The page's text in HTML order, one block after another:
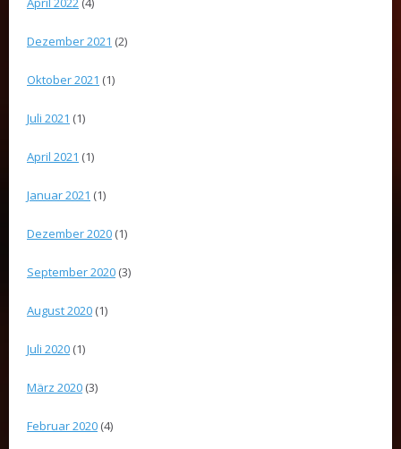
Dezember 2021 (2)
Oktober 2021 (1)
Juli 2021 (1)
April 2021 (1)
Januar 2021 (1)
Dezember 2020 (1)
September 2020 (3)
August 2020 (1)
Juli 2020 (1)
März 2020 (3)
Februar 2020 (4)